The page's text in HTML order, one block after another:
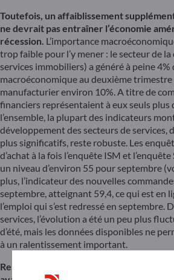
Toutefois, un affaiblissement
ne devrait pas entraîner l’économie
récession. L’importance
trop faible pour l’y mener : le secteur de
services immobiliers) a généré à peine
macroéconomique au deuxième
manufacturier environ 10%. A titre de
financiers représentaient à eux seuls plus
l’ensemble, la plupart des indicateurs
développement des secteurs de services,
plus significatifs, reste robuste. Les
d’achat à la fois l’enquête ISM et
un niveau d’environ 55 pour septembre
plus, l’indicateur des nouvelles
septembre, atteignant 59,4, ce qui est en
l’emploi qui s’est redressé en septembre.
services, l’évolution a été un peu plus
d’été, mais les données disponibles ne
à un ralentissement important.
Représentant près de 70 % du produit